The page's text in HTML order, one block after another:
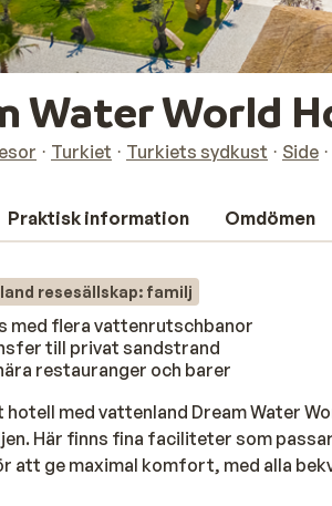
Water World
Turkiet Turkiets sydkust Side
Praktisk information Omdömen
resesällskap: familj
med flera vattenrutschbanor
till privat sandstrand
restauranger och barer
hotell med vattenland Dream Water
Här finns fina faciliteter som
att ge maximal komfort, med alla
om du reser som par, familj eller i